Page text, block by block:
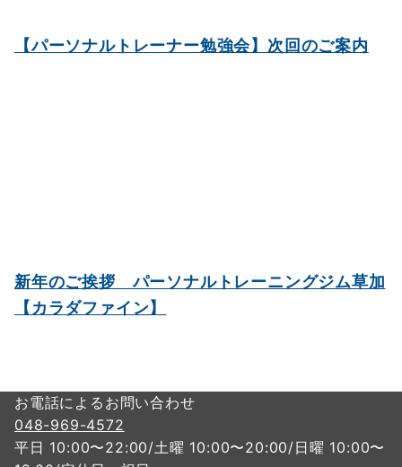
【パーソナルトレーナー勉強会】次回のご案内
新年のご挨拶 パーソナルトレーニングジム草加
【カラダファイン】
お電話によるお問い合わせ
048-969-4572
平日 10:00〜22:00/土曜 10:00〜20:00/日曜 10:00〜